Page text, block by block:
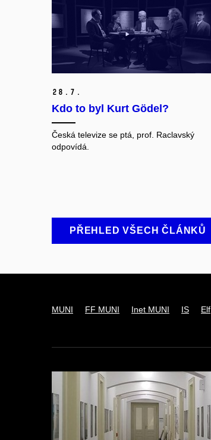
28. 7.
Kdo to byl Kurt Gödel?
Česká televize se ptá, prof. Raclavský
odpovídá.
PŘEHLED VŠECH ČLÁNKŮ
MUNI FF MUNI Inet MUNI IS Elf